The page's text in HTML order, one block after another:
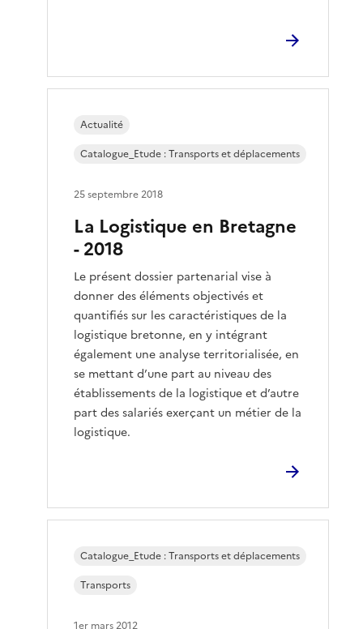
La Logistique en Bretagne
- 2018
Le présent dossier partenarial vise à
donner des éléments objectivés et
quantifiés sur les caractéristiques de la
logistique bretonne, en y intégrant
également une analyse territorialisée, en
se mettant d’une part au niveau des
établissements de la logistique et d’autre
part des salariés exerçant un métier de la
logistique.
Actualité
Catalogue_Etude : Transports et déplacements
25 septembre 2018
Catalogue_Etude : Transports et déplacements
Transports
1er mars 2012